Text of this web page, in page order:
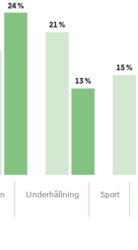
24 %
21 %
13 %
15 %
Underhållning Sport